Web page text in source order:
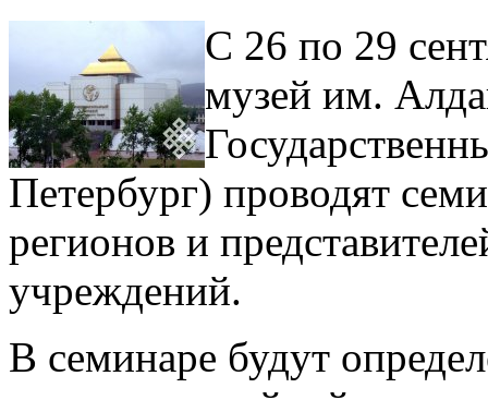
С 26 по 29
музей им.
Петербург) проводят
регионов и
учреждений.
В семинаре будут